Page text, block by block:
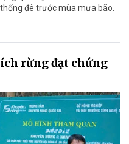
đê trước mùa mưa bão.
rừng đạt chứng